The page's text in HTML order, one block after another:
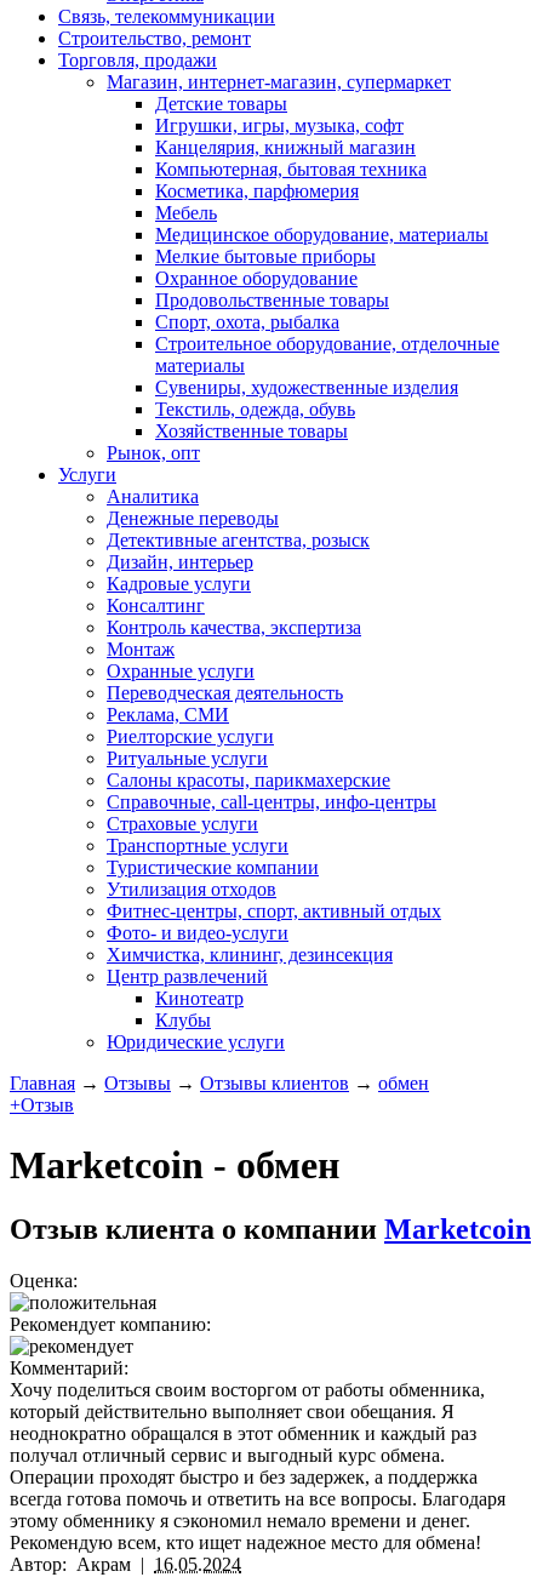
Связь, телекоммуникации
Строительство, ремонт
Торговля, продажи
Магазин, интернет-магазин, супермаркет
Детские товары
Игрушки, игры, музыка, софт
Канцелярия, книжный магазин
Компьютерная, бытовая техника
Косметика, парфюмерия
Мебель
Медицинское оборудование, материалы
Мелкие бытовые приборы
Охранное оборудование
Продовольственные товары
Спорт, охота, рыбалка
Строительное оборудование, отделочные
материалы
Сувениры, художественные изделия
Текстиль, одежда, обувь
Хозяйственные товары
Рынок, опт
Услуги
Аналитика
Денежные переводы
Детективные агентства, розыск
Дизайн, интерьер
Кадровые услуги
Консалтинг
Контроль качества, экспертиза
Монтаж
Охранные услуги
Переводческая деятельность
Реклама, СМИ
Риелторские услуги
Ритуальные услуги
Салоны красоты, парикмахерские
Справочные, call-центры, инфо-центры
Страховые услуги
Транспортные услуги
Туристические компании
Утилизация отходов
Фитнес-центры, спорт, активный отдых
Фото- и видео-услуги
Химчистка, клининг, дезинсекция
Центр развлечений
Кинотеатр
Клубы
Юридические услуги
Главная → Отзывы → Отзывы клиентов → обмен
+Отзыв
Marketcoin - обмен
Отзыв клиента о компании Marketcoin
Оценка:
Рекомендует компанию:
Комментарий:
Хочу поделиться своим восторгом от работы обменника,
который действительно выполняет свои обещания. Я
неоднократно обращался в этот обменник и каждый раз
получал отличный сервис и выгодный курс обмена.
Операции проходят быстро и без задержек, а поддержка
всегда готова помочь и ответить на все вопросы. Благодаря
этому обменнику я сэкономил немало времени и денег.
Рекомендую всем, кто ищет надежное место для обмена!
Автор: Акрам | 16.05.2024